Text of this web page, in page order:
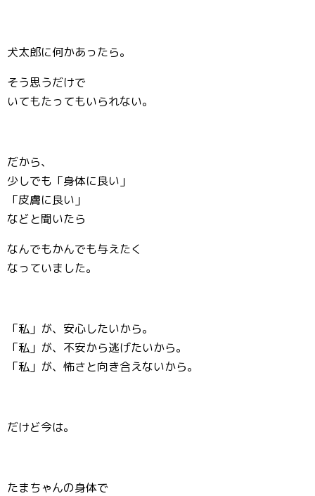
犬太郎に何かあったら。
そう思うだけで
いてもたってもいられない。
だから、
少しでも「身体に良い」
「皮膚に良い」
などと聞いたら
なんでもかんでも与えたく
なっていました。
「私」が、安心したいから。
「私」が、不安から逃げたいから。
「私」が、怖さと向き合えないから。
だけど今は。
たまちゃんの身体で